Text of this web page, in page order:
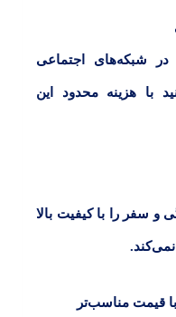
در شبکه‌های اجتماعی
با هزینه محدود این
و سفر را با کیفیت بالا
با قیمت مناسب‌تر